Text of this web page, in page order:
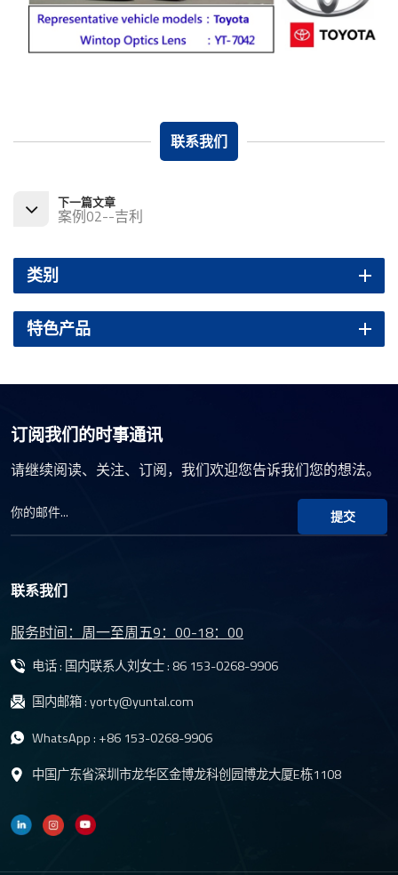
联系我们
下一篇文章
案例02--吉利
类别
特色产品
订阅我们的时事通讯
请继续阅读、关注、订阅，我们欢迎您告诉我们您的想法。
提交
联系我们
服务时间：周一至周五9：00-18：00
电话 : 国内联系人刘女士 :86 153-0268-9906
国内邮箱 :yorty@yuntal.com
WhatsApp : +86 153-0268-9906
中国广东省深圳市龙华区金博龙科创园博龙大厦E栋1108